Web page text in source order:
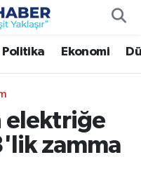
Politika Ekonomi
elektriğe
zamma
Fikstür